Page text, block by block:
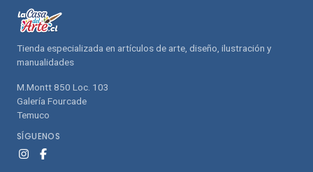
Tienda especializada en artículos de arte, diseño, ilustración y
manualidades
M.Montt 850 Loc. 103
Galería Fourcade
Temuco
SÍGUENOS